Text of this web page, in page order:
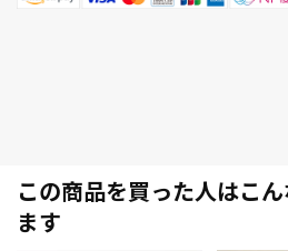
この商品を買った人はこ
ます